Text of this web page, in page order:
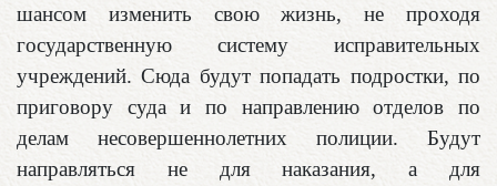
шансом изменить свою жизнь, не проходя
государственную систему исправительных
учреждений. Сюда будут попадать подростки, по
приговору суда и по направлению отделов по
делам несовершеннолетних полиции. Будут
направляться не для наказания, а для